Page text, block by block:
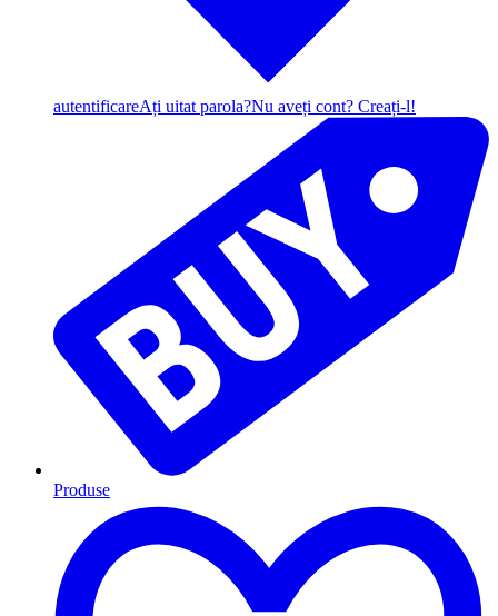
autentificareAți uitat parola?Nu aveți cont? Creați-l!
Produse